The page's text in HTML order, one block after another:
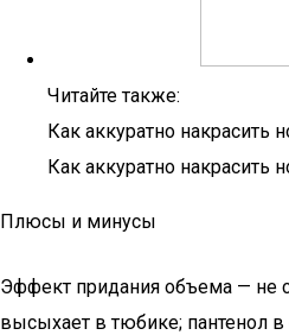
Читайте также:
Как аккуратно накрасить
Как аккуратно накрасить
Плюсы и минусы
Эффект придания объема — не
высыхает в тюбике; пантенол